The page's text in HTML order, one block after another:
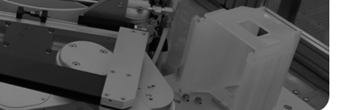
着式）2軸セパレート式傾斜計 SEC-
S011F-Parking
ミリ波レーダー用(特殊仕様 垂直面吸
着式)2軸セパレート式傾斜計、1軸デジ
タル水準器